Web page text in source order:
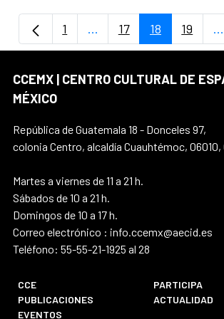
Página
1 ...Páginas intermedias
Página
17 Página
18 Página
19 ...
CCEMX | CENTRO CULTURAL DE
MÉXICO
República de Guatemala 18 - Donceles 97,
colonia Centro, alcaldía Cuauhtémoc, 06010,
Martes a viernes de 11 a 21 h.
Sábados de 10 a 21 h.
Domingos de 10 a 17 h.
Correo electrónico : info.ccemx@aecid.es
Teléfono: 55-55-21-1925 al 28
CCE
PARTICIPA
PUBLICACIONES
ACTUALIDAD
EVENTOS